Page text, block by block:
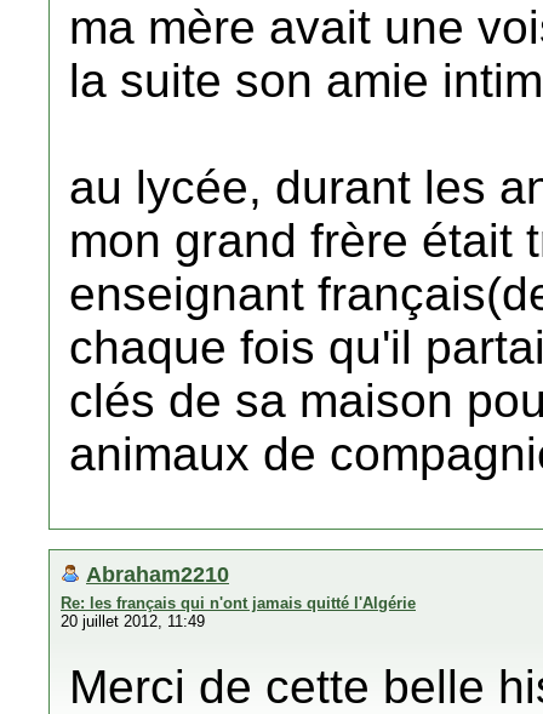
ma mère avait une
la suite son amie
au lycée, durant les
mon grand frère était
enseignant
chaque fois qu'il
clés de sa maison
animaux de
Abraham2210
Re: les français qui n'ont jamais quitté l'Algérie
20 juillet 2012, 11:49
Merci de cette belle